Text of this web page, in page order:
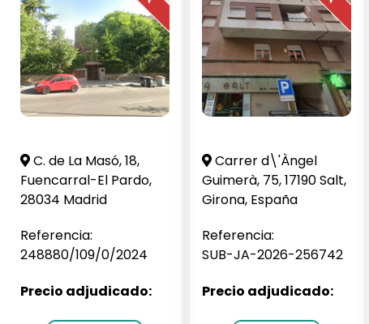
C. de La Masó, 18,
Fuencarral-El Pardo,
28034 Madrid
Referencia:
248880/109/0/2024
Precio adjudicado:
Carrer d\'Àngel
Guimerà, 75, 17190 Salt,
Girona, España
Referencia:
SUB-JA-2026-256742
Precio adjudicado: